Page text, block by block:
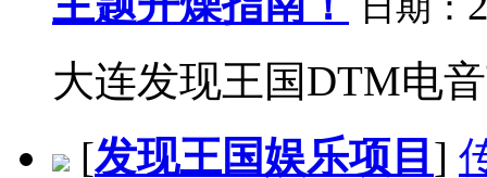
大连发现王国DTM电
[发现王国娱乐项目 ]